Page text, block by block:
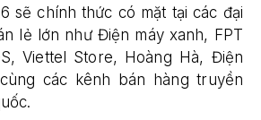
sẽ chính thức có mặt tại các đại
lẻ lớn như Điện máy xanh, FPT
Viettel Store, Hoàng Hà, Điện
các kênh bán hàng truyền